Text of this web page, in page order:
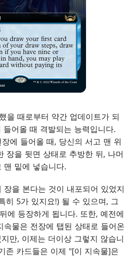
을 때로부터 약간 업데이트가 되
어올 때 격발되는 능력입니다.
에 들어올 때, 당신의 서고 맨 위
장을 뒷면 상태로 추방한 뒤, 나머
맨 밑에 넣습니다.
을 본다는 것이 내포되어 있었지
히 5가 있지요!) 될 수 있으며, 그
에 등장하게 됩니다. 또한, 예전에
물은 전장에 탭된 상태로 들어온
만, 이제는 더이상 그렇지 않습니
존 카드들은 이제 "[이 지속물]은